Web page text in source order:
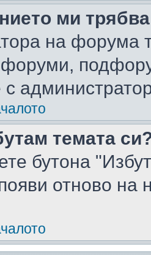
ми
на форума
форуми,
с
темата
бутона
отново на